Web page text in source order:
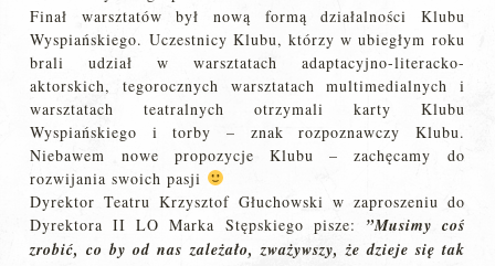
Finał warsztatów był nową formą działalności Klubu
Wyspiańskiego. Uczestnicy Klubu, którzy w ubiegłym roku
brali udział w warsztatach adaptacyjno-literacko-
aktorskich, tegorocznych warsztatach multimedialnych i
warsztatach teatralnych otrzymali karty Klubu
Wyspiańskiego i torby – znak rozpoznawczy Klubu.
Niebawem nowe propozycje Klubu – zachęcamy do
rozwijania swoich pasji
Dyrektor Teatru Krzysztof Głuchowski w zaproszeniu do
Dyrektora II LO Marka Stępskiego pisze: ”Musimy coś
zrobić, co by od nas zależało, zważywszy, że dzieje się tak